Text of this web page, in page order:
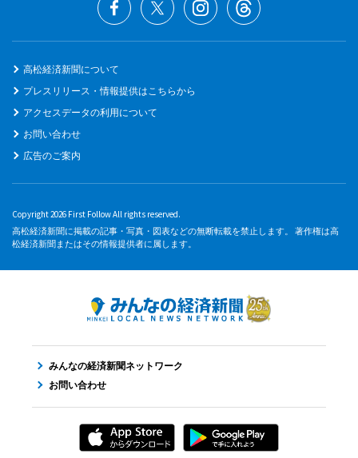
高松経済新聞について
プレスリリース・情報提供はこちらから
アクセスデータの利用について
お問い合わせ
広告のご案内
Copyright 2026 First Follow All rights reserved.
高松経済新聞に掲載の記事・写真・図表などの無断転載を禁止します。 著作権は高
松経済新聞またはその情報提供者に属します。
みんなの経済新聞ネットワーク
お問い合わせ